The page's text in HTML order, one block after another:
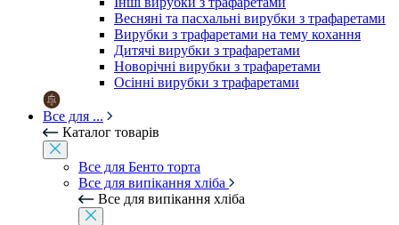
Весняні та пасхальні вирубки з трафаретами
Вирубки з трафаретами на тему кохання
Дитячі вирубки з трафаретами
Новорічні вирубки з трафаретами
Осінні вирубки з трафаретами
Все для ...
Каталог товарів
Все для Бенто торта
Все для випікання хліба
Все для випікання хліба